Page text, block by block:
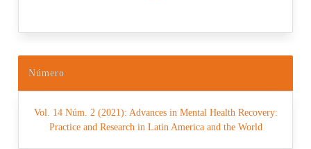
Número
Vol. 14 Núm. 2 (2021): Advances in Mental Health Recovery:
Practice and Research in Latin America and the World